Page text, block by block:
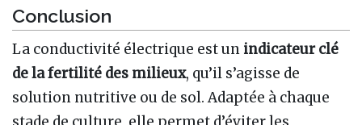
Conclusion
La conductivité électrique est un indicateur clé
de la fertilité des milieux, qu’il s’agisse de
solution nutritive ou de sol. Adaptée à chaque